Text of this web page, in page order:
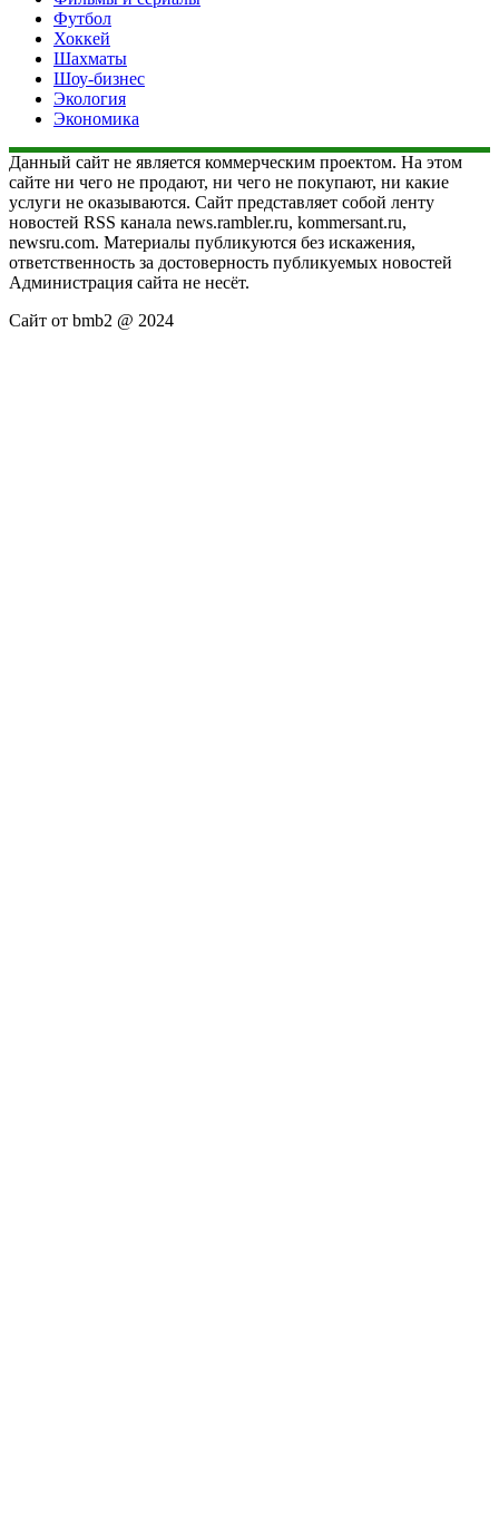
Футбол
Хоккей
Шахматы
Шоу-бизнес
Экология
Экономика
Данный сайт не является коммерческим проектом. На этом
сайте ни чего не продают, ни чего не покупают, ни какие
услуги не оказываются. Сайт представляет собой ленту
новостей RSS канала news.rambler.ru, kommersant.ru,
newsru.com. Материалы публикуются без искажения,
ответственность за достоверность публикуемых новостей
Администрация сайта не несёт.
Сайт от bmb2 @ 2024